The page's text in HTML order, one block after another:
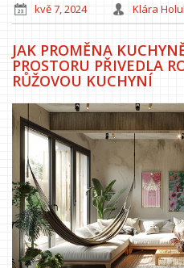
kvě 7, 2024 Klára
JAK PROMĚNA
PROSTORU PŘIVEDLA
RŮŽOVOU KUCHYNÍ